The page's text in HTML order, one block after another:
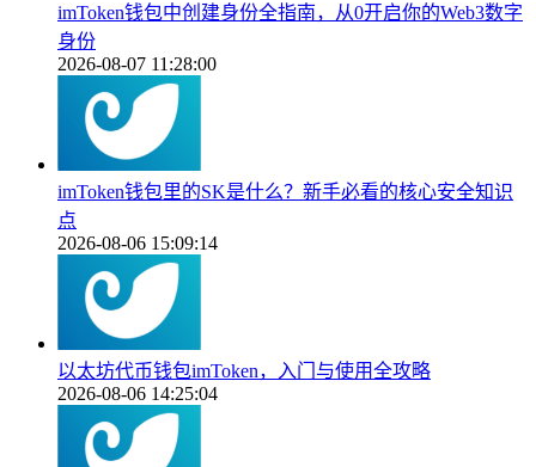
imToken钱包中创建身份全指南，从0开启你的Web3数字
身份
2026-08-07 11:28:00
imToken钱包里的SK是什么？新手必看的核心安全知识
点
2026-08-06 15:09:14
以太坊代币钱包imToken，入门与使用全攻略
2026-08-06 14:25:04